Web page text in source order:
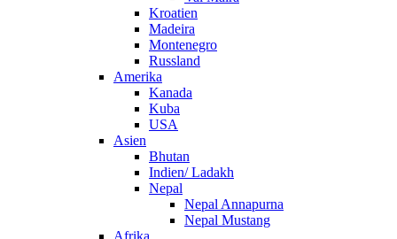
Kroatien
Madeira
Montenegro
Russland
Amerika
Kanada
Kuba
USA
Asien
Bhutan
Indien/ Ladakh
Nepal
Nepal Annapurna
Nepal Mustang
Afrika